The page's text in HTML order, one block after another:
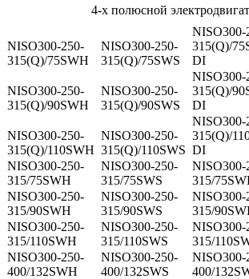
4-х полюсной
NISO300-250-
315(Q)/75SWH
NISO300-250-
315(Q)/75SWS
NISO300-
315(Q)/
DI
NISO300-250-
315(Q)/90SWH
NISO300-250-
315(Q)/90SWS
NISO300-
315(Q)/
DI
NISO300-250-
315(Q)/110SWH
NISO300-250-
315(Q)/110SWS
NISO300-
315(Q)/
DI
NISO300-250-
315/75SWH
NISO300-250-
315/75SWS
NISO300-
315/
NISO300-250-
315/90SWH
NISO300-250-
315/90SWS
NISO300-
315/
NISO300-250-
315/110SWH
NISO300-250-
315/110SWS
NISO300-
315/
NISO300-250-
400/132SWH
NISO300-250-
400/132SWS
NISO300-
400/